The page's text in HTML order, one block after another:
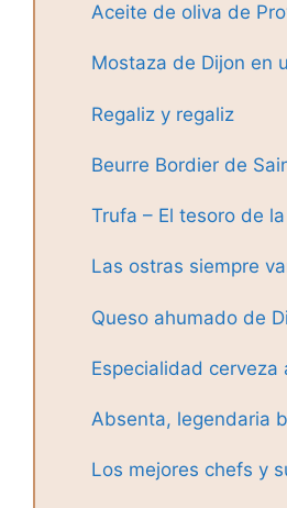
Aceite de oliva de
Mostaza de Dijon en
Regaliz y regaliz
Beurre Bordier de
Trufa – El tesoro de
Las ostras siempre
Queso ahumado de
Especialidad cerveza
Absenta, legendaria
Los mejores chefs y